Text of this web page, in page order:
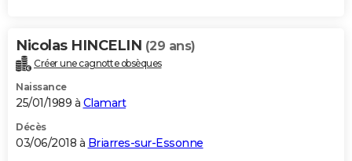
Nicolas HINCELIN (29 ans)
Créer une cagnotte obsèques
Naissance
25/01/1989 à Clamart
Décès
03/06/2018 à Briarres-sur-Essonne